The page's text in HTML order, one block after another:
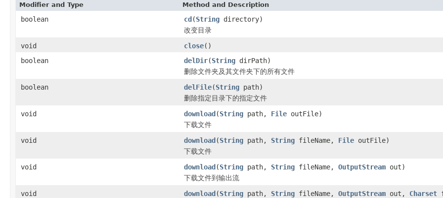
Modifier and Type Method and Description
boolean cd(String directory)
改变目录
void
close()
boolean
delDir(String dirPath)
删除文件夹及其文件夹下的所有文件
boolean
delFile(String path)
删除指定目录下的指定文件
void
download(String path, File outFile)
下载文件
void
download(String path, String fileName, File outFile)
下载文件
void
download(String path, String fileName, OutputStream out)
下载文件到输出流
void
download(String path, String fileName, OutputStream out, Charset